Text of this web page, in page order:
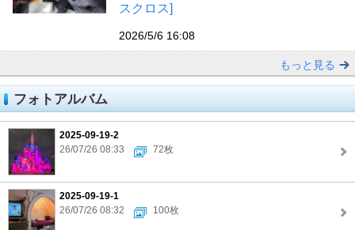
スクロス]
2026/5/6 16:08
もっと見る
フォトアルバム
2025-09-19-2
26/07/26 08:33
72枚
2025-09-19-1
26/07/26 08:32
100枚